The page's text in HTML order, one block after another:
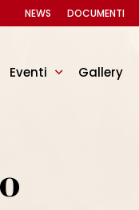
Eventi Gallery
NEWS DOCUMENTI